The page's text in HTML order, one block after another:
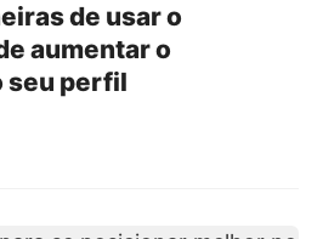
de usar o
aumentar o
seu perfil